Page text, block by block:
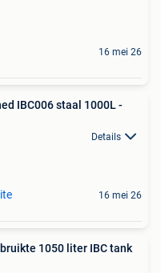
16 mei 26
IBC006 staal 1000L -
Details
16 mei 26
1050 liter IBC tank